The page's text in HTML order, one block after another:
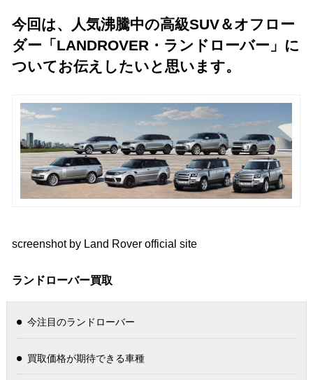
今回は、人気沸騰中の高級SUV＆オフロー
ダー「LANDROVER・ランドローバー」に
ついてお伝えしたいと思います。
screenshot by Land Rover official site
ランドローバー買取
今注目のランドローバー
買取価格が期待できる車種